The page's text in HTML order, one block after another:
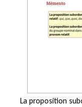
La proposition